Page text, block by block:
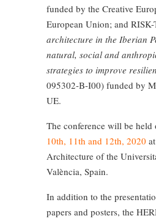
funded by the Creative
European Union; and RISK-
architecture in the Iberian
natural, social and
strategies to improve
095302-B-I00) funded by
UE.
The conference will be held
10th, 11th and 12th, 2020
Architecture of the
València, Spain.
In addition to the
papers and posters, the